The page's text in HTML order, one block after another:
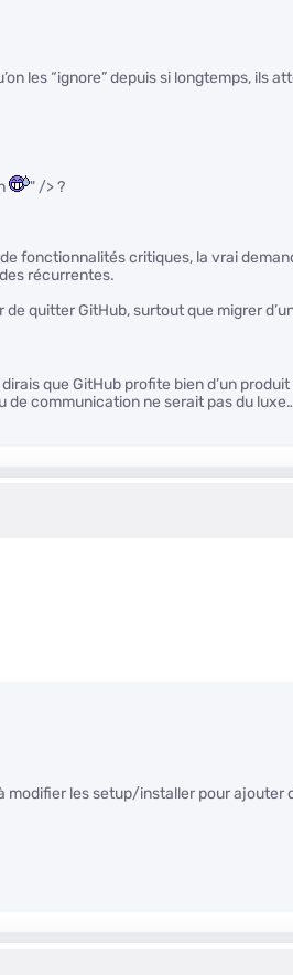
les “ignore” depuis si longtemps, ils
" /> ?
fonctionnalités critiques, la vrai
récurrentes.
quitter GitHub, surtout que migrer
que GitHub profite bien d’un
de communication ne serait pas du
modifier les setup/installer pour ajouter